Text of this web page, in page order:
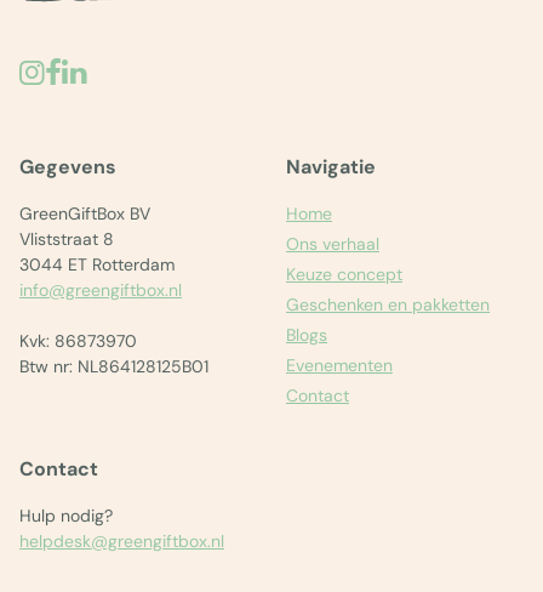
Gegevens
GreenGiftBox BV
Vliststraat 8
3044 ET Rotterdam
info@greengiftbox.nl
Kvk: 86873970
Btw nr: NL864128125B01
Contact
Hulp nodig?
helpdesk@greengiftbox.nl
Navigatie
Home
Ons verhaal
Keuze concept
Geschenken en pakketten
Blogs
Evenementen
Contact